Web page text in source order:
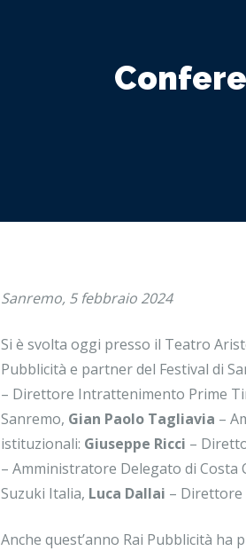
Sanremo, 5 febbraio 2024
Si è svolta oggi presso il Teatro
Pubblicità e partner del Festival di
– Direttore Intrattenimento Prime
Sanremo, Gian Paolo Tagliavia –
istituzionali: Giuseppe Ricci –
– Amministratore Delegato di Costa
Suzuki Italia, Luca Dallai – Direttore
Anche quest’anno Rai Pubblicità